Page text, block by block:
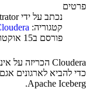
פרטים
נכתב על ידי
קטגוריה:
פורסם ב15 אוקטובר 2024
כדי להביא לארגונים
Apache Iceberg.